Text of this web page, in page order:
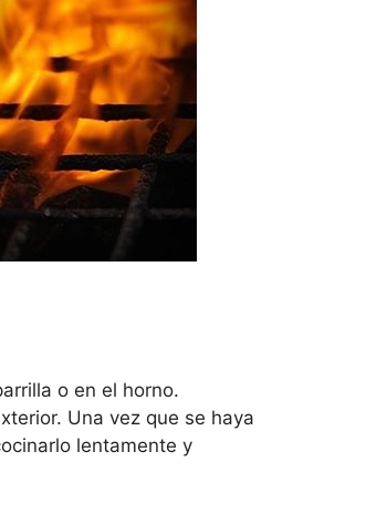
o en el horno.
Una vez que se haya
lentamente y